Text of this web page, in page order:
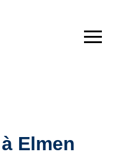
Elmen